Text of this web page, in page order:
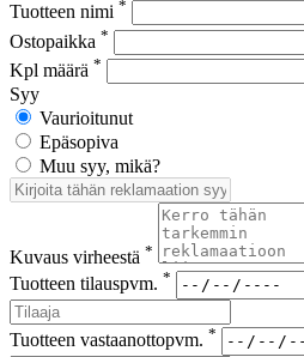
Tuotteen nimi *
Ostopaikka *
Kpl määrä *
Syy
Vaurioitunut
Epäsopiva
Muu syy, mikä?
Kuvaus virheestä *
Tuotteen tilauspvm. *
Tuotteen vastaanottopvm. *